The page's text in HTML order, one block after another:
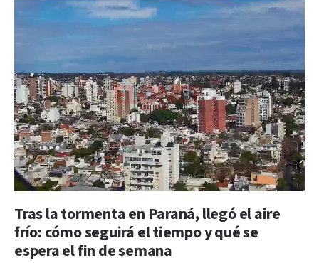
Tras la tormenta en Paraná, llegó el aire
frío: cómo seguirá el tiempo y qué se
espera el fin de semana